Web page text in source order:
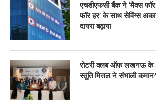
एचडीएफसी बैंक ने ‘मैक्स फॉर
फॉर हर’ के साथ सेविंग्स
दायरा बढ़ाया
रोटरी क्लब ऑफ लखनऊ के
स्तुति मित्तल ने संभाली